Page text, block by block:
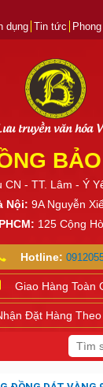
dụng Tin tức
truyền văn hóa
CN - TT. Lâm - Ý
Nội: 9A Nguyễn
125 Cộng
Hotline:
Giao Hàng Toàn
Đặt Hàng